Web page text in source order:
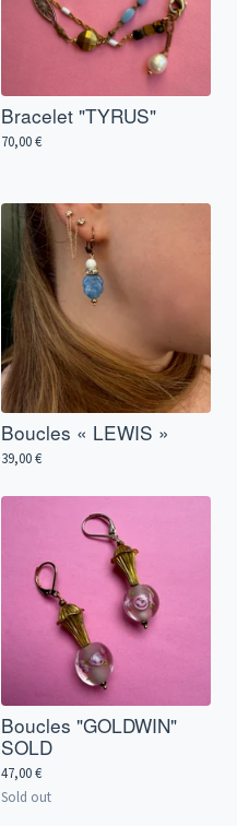
Bracelet "TYRUS"
70,00€
Boucles « LEWIS »
39,00€
Boucles "GOLDWIN"
SOLD
47,00€
Sold out